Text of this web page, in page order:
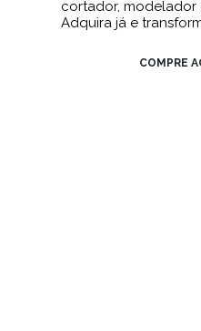
cortador, modelador
Adquira já e
COMPRE